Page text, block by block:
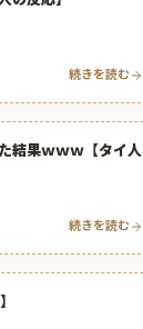
続きを読む
結果ｗｗｗ【タイ人
続きを読む